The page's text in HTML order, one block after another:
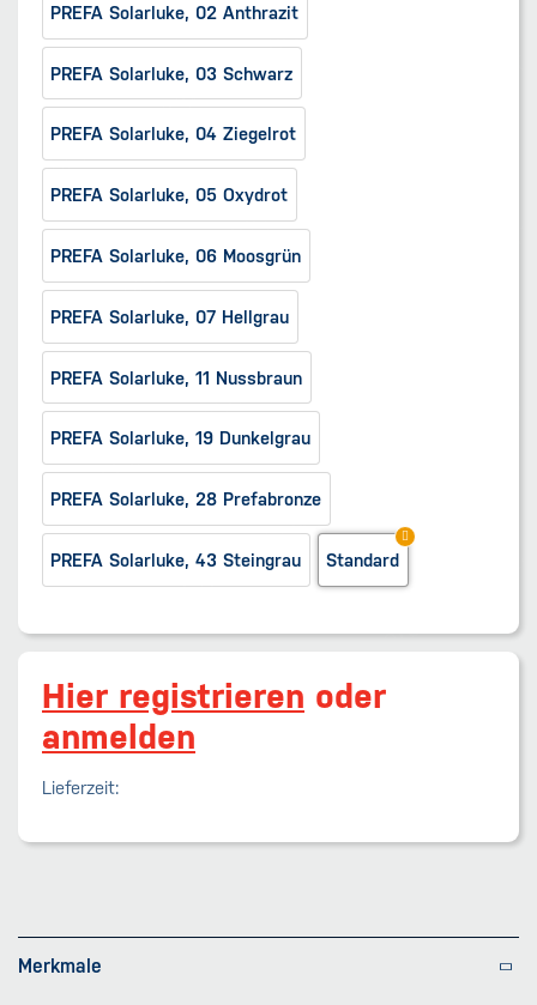
PREFA Solarluke, 02 Anthrazit
PREFA Solarluke, 03 Schwarz
PREFA Solarluke, 04 Ziegelrot
PREFA Solarluke, 05 Oxydrot
PREFA Solarluke, 06 Moosgrün
PREFA Solarluke, 07 Hellgrau
PREFA Solarluke, 11 Nussbraun
PREFA Solarluke, 19 Dunkelgrau
PREFA Solarluke, 28 Prefabronze
PREFA Solarluke, 43 Steingrau Standard
Hier registrieren oder
anmelden
Lieferzeit:
Merkmale